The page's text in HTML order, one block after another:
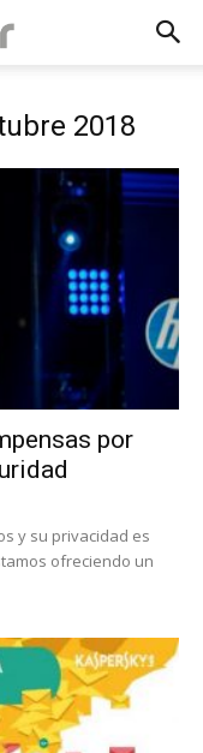
2018
por
y su privacidad es
ofreciendo un